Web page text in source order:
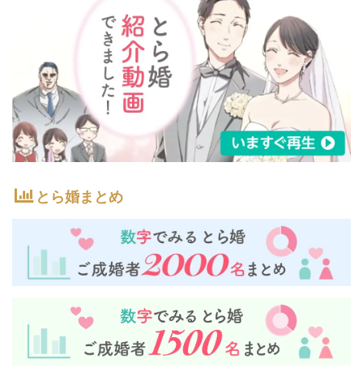
とら婚まとめ